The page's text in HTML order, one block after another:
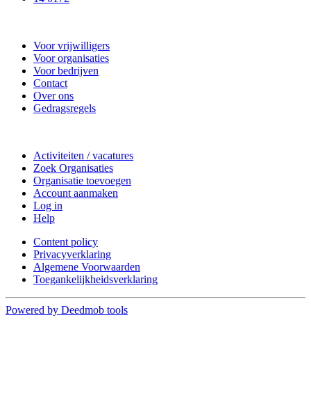
Voor vrijwilligers
Voor organisaties
Voor bedrijven
Contact
Over ons
Gedragsregels
Activiteiten / vacatures
Zoek Organisaties
Organisatie toevoegen
Account aanmaken
Log in
Help
Content policy
Privacyverklaring
Algemene Voorwaarden
Toegankelijkheidsverklaring
Powered by Deedmob tools